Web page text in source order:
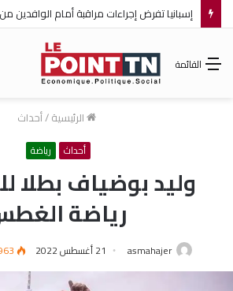
إسبانيا تفرض إجراءات مراقبة أمام الوافدين من
القائمة
الرئيسية/أحداث
أحداث رياضة
وليد بوضياف بطلا
رياضة
asmahajer 21 أغسطس 2022